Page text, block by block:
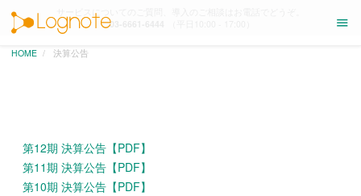
menu
サービスについてのご質問、導入のご相談はお電話でどうぞ。
03-6661-6444
HOME 決算公告
第12期 決算公告【PDF】
第11期 決算公告【PDF】
第10期 決算公告【PDF】